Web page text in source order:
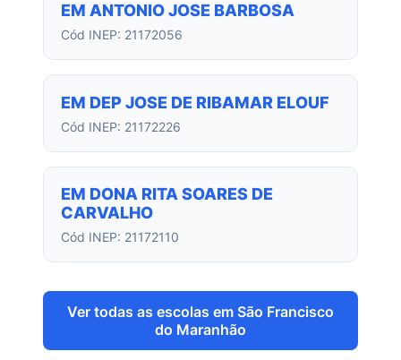
EM ANTONIO JOSE BARBOSA
Cód INEP: 21172056
EM DEP JOSE DE RIBAMAR ELOUF
Cód INEP: 21172226
EM DONA RITA SOARES DE
CARVALHO
Cód INEP: 21172110
Ver todas as escolas em São Francisco
do Maranhão